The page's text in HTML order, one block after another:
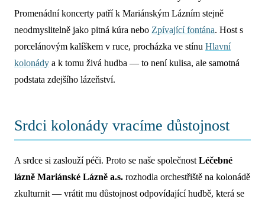
Promenádní koncerty patří k Mariánským Lázním stejně
neodmyslitelně jako pitná kúra nebo Zpívající fontána. Host s
porcelánovým kalíškem v ruce, procházka ve stínu Hlavní
kolonády a k tomu živá hudba — to není kulisa, ale samotná
podstata zdejšího lázeňství.
Srdci kolonády vracíme důstojnost
A srdce si zaslouží péči. Proto se naše společnost Léčebné
lázně Mariánské Lázně a.s. rozhodla orchestřiště na kolonádě
zkulturnit — vrátit mu důstojnost odpovídající hudbě, která se